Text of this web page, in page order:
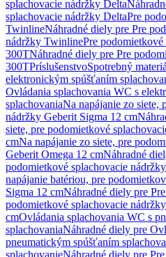
splachovacie nádržky Delta
splachovacie nádržky DeltaPre
TwinlineNáhradné diely pre Pre
nádržky TwinlinePre
300TNáhradné diely pre Pre
300TPríslušenstvoSpotrebný
elektronickým spúšťaním
Ovládania splachovania WC s
splachovaniaNa napájanie zo siete,
nádržky Geberit Sigma 12 cm
siete, pre podomietkové
cmNa napájanie zo siete, pre
Geberit Omega 12 cmNáhradné
podomietkové splachovacie
napájanie batériou, pre
Sigma 12 cmNáhradné diely pre
podomietkové splachovacie
cmOvládania splachovania WC s
splachovaniaNáhradné diely pre
pneumatickým spúšťaním
splachovanieNáhradné diely pre